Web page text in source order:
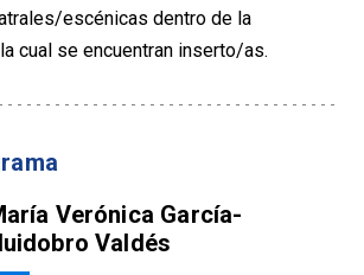
escénicas dentro de la
cual se encuentran inserto/as.
Verónica García-
Valdés